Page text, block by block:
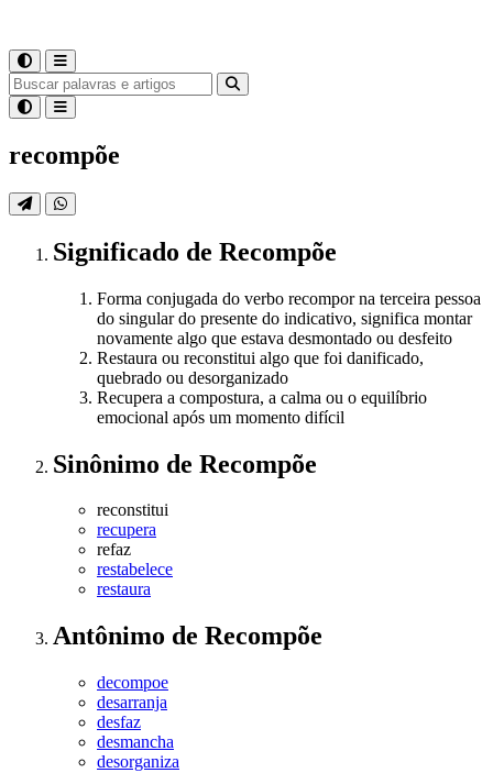
recompõe
Significado de Recompõe
Forma conjugada do verbo recompor na terceira pessoa
do singular do presente do indicativo, significa montar
novamente algo que estava desmontado ou desfeito
Restaura ou reconstitui algo que foi danificado,
quebrado ou desorganizado
Recupera a compostura, a calma ou o equilíbrio
emocional após um momento difícil
Sinônimo de Recompõe
reconstitui
recupera
refaz
restabelece
restaura
Antônimo de Recompõe
decompoe
desarranja
desfaz
desmancha
desorganiza